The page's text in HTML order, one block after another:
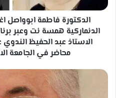
همسة
وعبر
”
الدكتورة فاطمة ابوواصل
الدنماركية همسة نت وعبر
الاستاذ عبد الحفيظ
محاضر في الجامعة
استطلاعات